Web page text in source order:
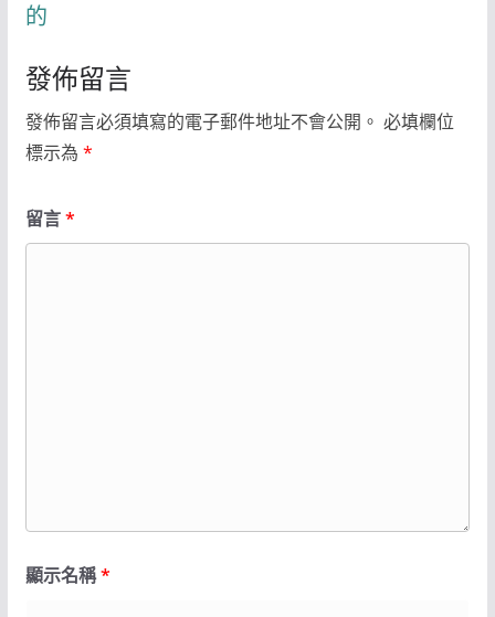
的
發佈留言
發佈留言必須填寫的電子郵件地址不會公開。 必填欄位
標示為 *
留言*
顯示名稱*